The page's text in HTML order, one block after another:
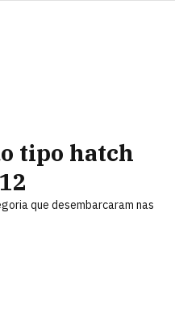
tipo hatch
que desembarcaram nas